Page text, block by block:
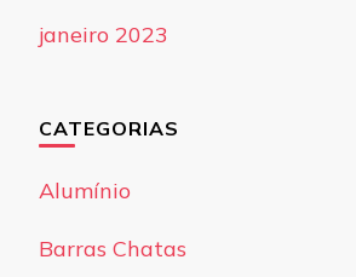
janeiro 2023
CATEGORIAS
Alumínio
Barras Chatas